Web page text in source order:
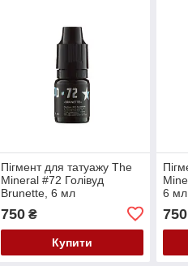
Пігмент для татуажу The
Mineral #72 Голівуд
Brunette, 6 мл
750₴
Купити
6 мл
750